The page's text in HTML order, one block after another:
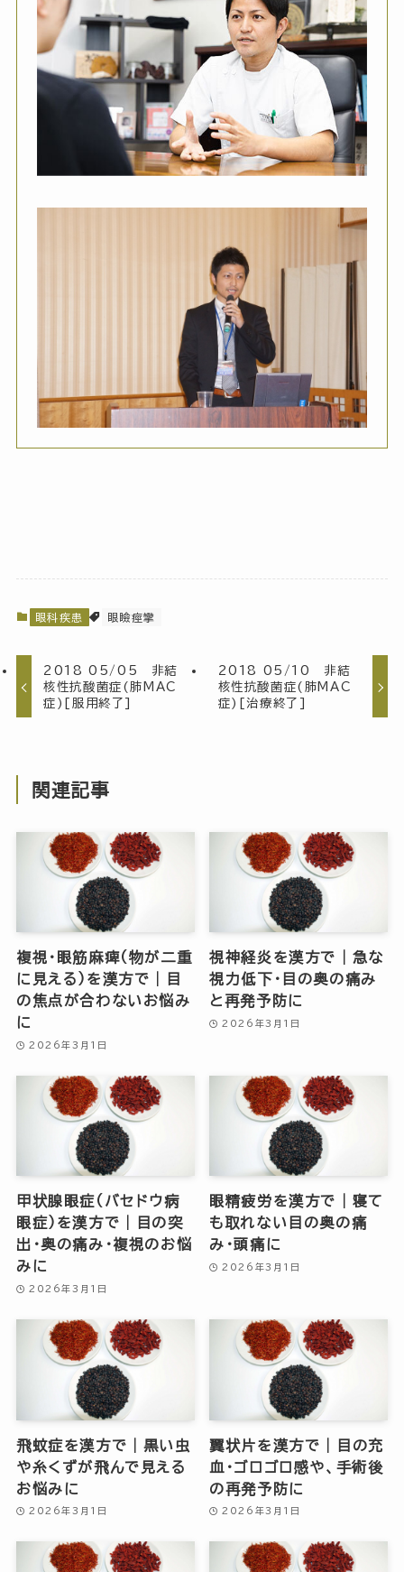
眼科疾患 眼瞼痙攣
2018 05/05 非結
核性抗酸菌症(肺MAC
症)[服用終了]
2018 05/10 非結
核性抗酸菌症(肺MAC
症)[治療終了]
関連記事
複視・眼筋麻痺（物が二重
に見える）を漢方で｜目
の焦点が合わないお悩み
に
2026年3月1日
視神経炎を漢方で｜急な
視力低下・目の奥の痛み
と再発予防に
2026年3月1日
甲状腺眼症（バセドウ病
眼症）を漢方で｜目の突
出・奥の痛み・複視のお悩
みに
2026年3月1日
眼精疲労を漢方で｜寝て
も取れない目の奥の痛
み・頭痛に
2026年3月1日
飛蚊症を漢方で｜黒い虫
や糸くずが飛んで見える
お悩みに
2026年3月1日
翼状片を漢方で｜目の充
血・ゴロゴロ感や、手術後
の再発予防に
2026年3月1日